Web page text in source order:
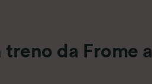
da Frome a